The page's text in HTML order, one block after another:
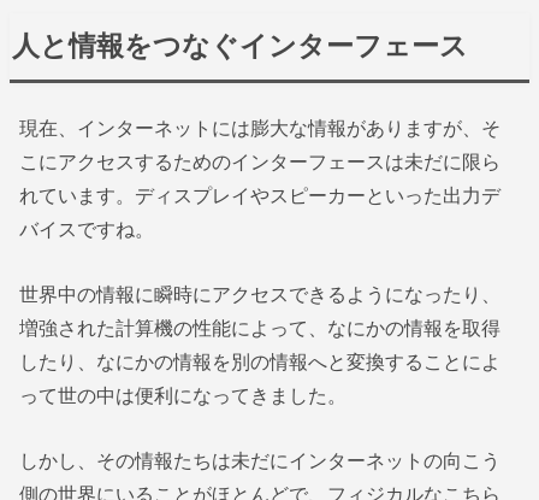
人と情報をつなぐインターフェース
現在、インターネットには膨大な情報がありますが、そ
こにアクセスするためのインターフェースは未だに限ら
れています。ディスプレイやスピーカーといった出力デ
バイスですね。
世界中の情報に瞬時にアクセスできるようになったり、
増強された計算機の性能によって、なにかの情報を取得
したり、なにかの情報を別の情報へと変換することによ
って世の中は便利になってきました。
しかし、その情報たちは未だにインターネットの向こう
側の世界にいることがほとんどで、フィジカルなこちら